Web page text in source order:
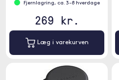
Fjernlagring, ca. 3-8 hverdage
269 kr.
Læg i varekurven